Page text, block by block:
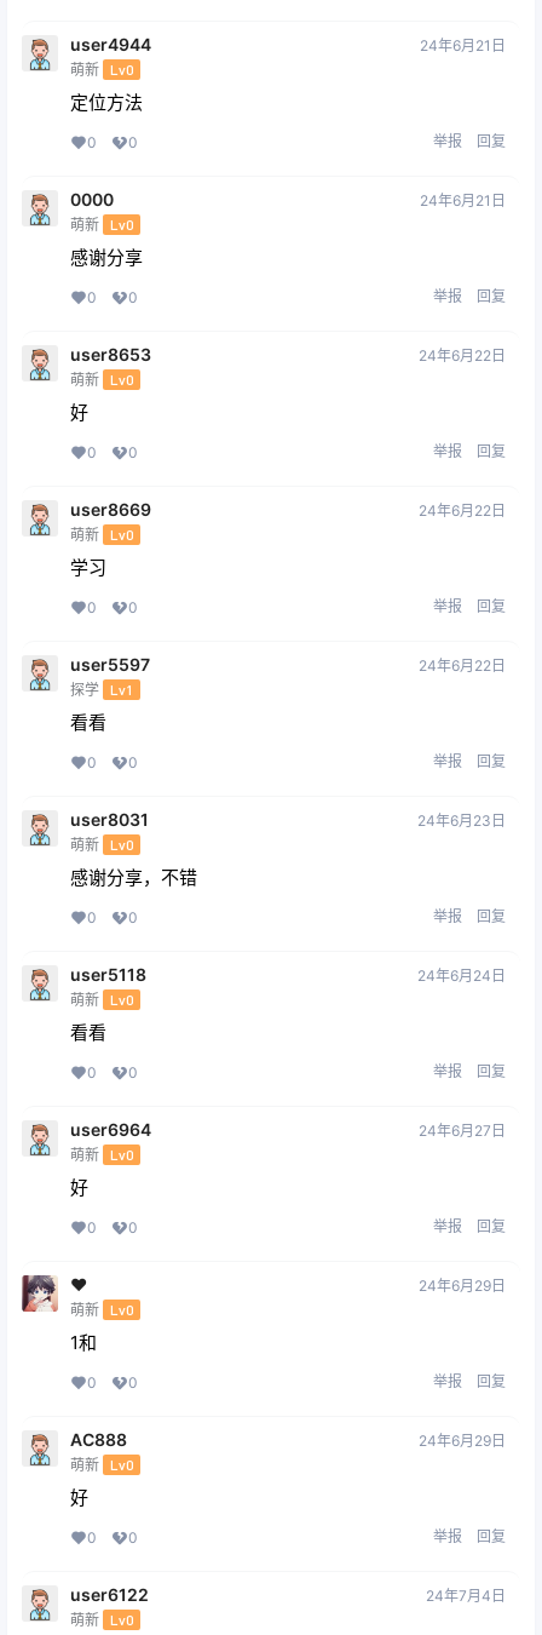
user4944
萌新 Lv0
24年6月21日
定位方法
0 0 举报 回复
0000
萌新 Lv0
24年6月21日
感谢分享
0 0 举报 回复
user8653
萌新 Lv0
24年6月22日
好
0 0 举报 回复
user8669
萌新 Lv0
24年6月22日
学习
0 0 举报 回复
user5597
探学 Lv1
24年6月22日
看看
0 0 举报 回复
user8031
萌新 Lv0
24年6月23日
感谢分享，不错
0 0 举报 回复
user5118
萌新 Lv0
24年6月24日
看看
0 0 举报 回复
user6964
萌新 Lv0
24年6月27日
好
0 0 举报 回复
❤️
萌新 Lv0
24年6月29日
1和
0 0 举报 回复
AC888
萌新 Lv0
24年6月29日
好
0 0 举报 回复
user6122
萌新 Lv0
24年7月4日